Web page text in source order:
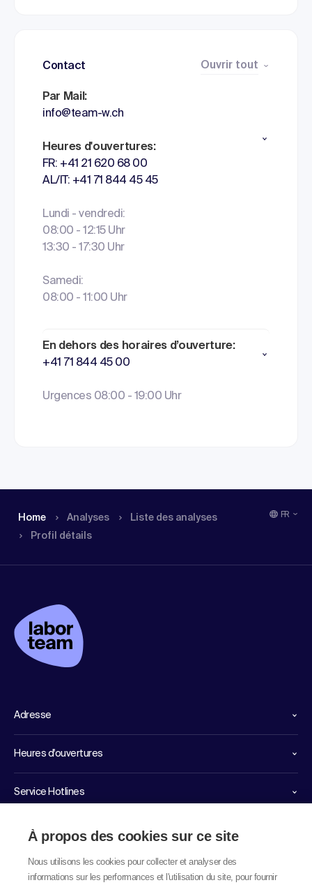
Contact Ouvrir tout
Par Mail:
info@team-w.ch
Heures d'ouvertures:
FR: +41 21 620 68 00
AL/IT: +41 71 844 45 45
Lundi - vendredi:
08:00 - 12:15 Uhr
13:30 - 17:30 Uhr
Samedi:
08:00 - 11:00 Uhr
En dehors des horaires d’ouverture:
+41 71 844 45 00
Urgences 08:00 - 19:00 Uhr
Home Analyses
Liste des analyses
Profil détails
FR
Adresse
Heures d'ouvertures
Service Hotlines
Liens importants
À propos des cookies sur ce site
Nous utilisons les cookies pour collecter et analyser des
informations sur les performances et l'utilisation du site, pour fournir